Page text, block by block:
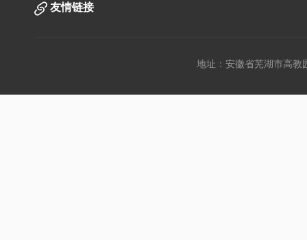
友情链接
地址：安徽省芜湖市高